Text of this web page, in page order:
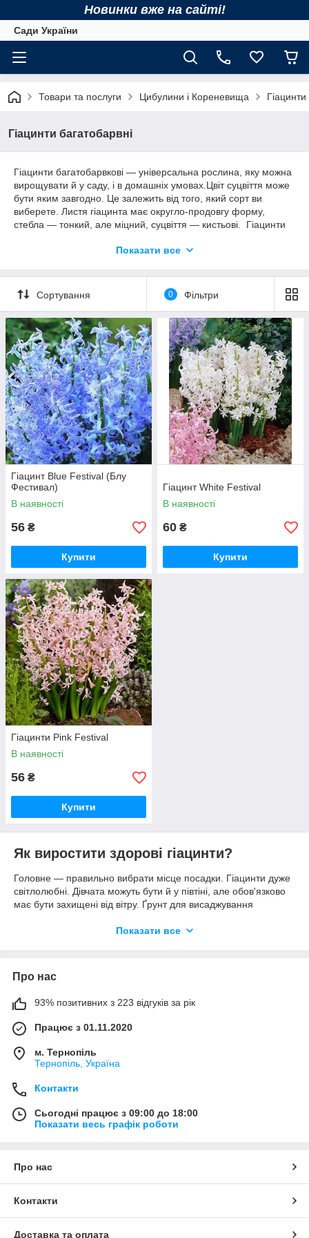
Новинки вже на сайті!
Сади України
Товари та послуги Цибулини і Кореневища Гіацинти
Гіацинти багатобарвні
Гіацинти багатобарвкові — універсальна рослина, яку можна
вирощувати й у саду, і в домашніх умовах.Цвіт суцвіття може
бути яким завгодно. Це залежить від того, який сорт ви
виберете. Листя гіацинта має округло-продовгу форму,
стебла — тонкий, але міцний, суцвіття — кистьові. Гіацинти
гуртом), продажем по Україні здійснюється в нашому
Показати все
Сортування 0 Фільтри
Гіацинт Blue Festival (Блу
Фестивал)
В наявності
56 ₴
Купити
Гіацинт White Festival
В наявності
60 ₴
Купити
Гіацинти Pink Festival
В наявності
56 ₴
Купити
Як виростити здорові гіацинти?
Головне — правильно вибрати місце посадки. Гіацинти дуже
світлолюбні. Дівчата можуть бути й у півтіні, але обов'язково
має бути захищені від вітру. Ґрунт для висаджування
Ґрунт має мати високу водопроникність. Найкращий час для
ямку можна додати невелику кількість мінерального добрива
— для активнішого росту.
Показати все
Про нас
93% позитивних з 223 відгуків за рік
Працює з 01.11.2020
м. Тернопіль
Тернопіль, Україна
Контакти
Сьогодні працює з 09:00 до 18:00
Показати весь графік роботи
Про нас
Контакти
Доставка та оплата